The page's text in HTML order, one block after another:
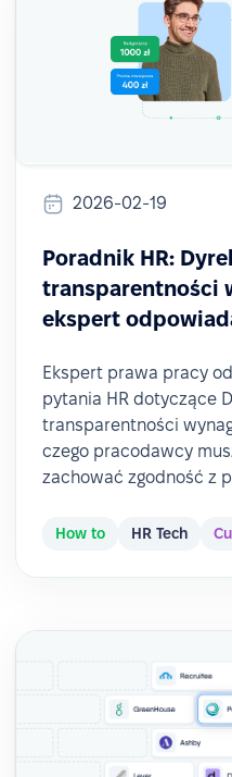
2026-02-19
Poradnik HR:
transparentności
ekspert
Ekspert prawa pracy
pytania HR dotyczące
transparentności
czego pracodawcy
zachować zgodność z
How to HR Tech